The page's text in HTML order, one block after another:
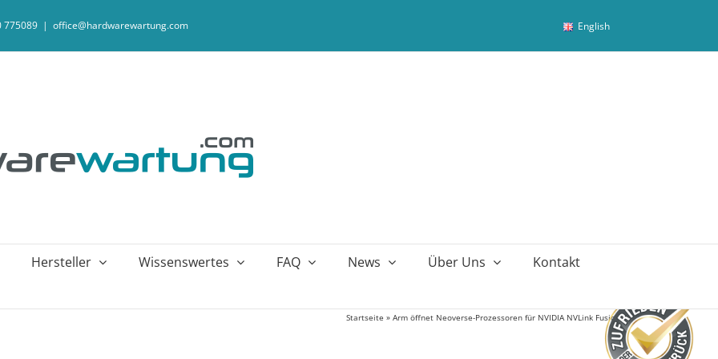
775089 | office@hardwarewartung.com English
Hersteller Wissenswertes FAQ News Über Uns Kontakt
Startseite » Arm öffnet Neoverse-Prozessoren für NVIDIA NVLink Fusion